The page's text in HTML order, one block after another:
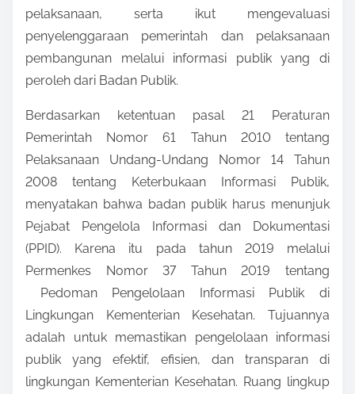
pelaksanaan, serta ikut mengevaluasi
penyelenggaraan pemerintah dan pelaksanaan
pembangunan melalui informasi publik yang di
peroleh dari Badan Publik.
Berdasarkan ketentuan pasal 21 Peraturan
Pemerintah Nomor 61 Tahun 2010 tentang
Pelaksanaan Undang-Undang Nomor 14 Tahun
2008 tentang Keterbukaan Informasi Publik,
menyatakan bahwa badan publik harus menunjuk
Pejabat Pengelola Informasi dan Dokumentasi
(PPID). Karena itu pada tahun 2019 melalui
Permenkes Nomor 37 Tahun 2019 tentang
Pedoman Pengelolaan Informasi Publik di
Lingkungan Kementerian Kesehatan. Tujuannya
adalah untuk memastikan pengelolaan informasi
publik yang efektif, efisien, dan transparan di
lingkungan Kementerian Kesehatan. Ruang lingkup